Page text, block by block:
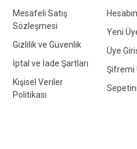
Mesafeli Satış
Sözleşmesi
Gizlilik ve Güvenlik
İptal ve İade Şartları
Kişisel Veriler
Politikası
Yeni
Üye
Şifremi